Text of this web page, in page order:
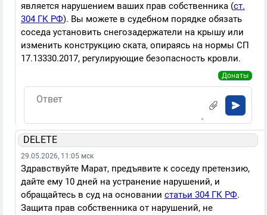
является нарушением ваших прав собственника (ст.
304 ГК РФ). Вы можете в судебном порядке обязать
соседа установить снегозадержатели на крышу или
изменить конструкцию ската, опираясь на нормы СП
17.13330.2017, регулирующие безопасность кровли.
Донаты
DELETE
29.05.2026, 11:05 мск
Здравствуйте Марат, предъявите к соседу претензию,
дайте ему 10 дней на устранение нарушений, и
обращайтесь в суд на основании статьи 304 ГК РФ.
Защита прав собственника от нарушений, не